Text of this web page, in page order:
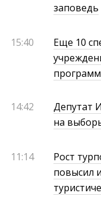
заповедь
15:40
Еще 10
14:42
Депутат
на
11:14
Рост
повысил